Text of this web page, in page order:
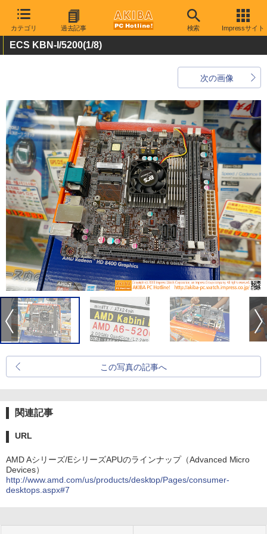
カテゴリ 過去記事 検索 Impressサイト
ECS KBN-I/5200(1/8)
次の画像
この写真の記事へ
関連記事
URL
AMD Aシリーズ/EシリーズAPUのラインナップ（Advanced Micro
Devices）
http://www.amd.com/us/products/desktop/Pages/consumer-
desktops.aspx#7